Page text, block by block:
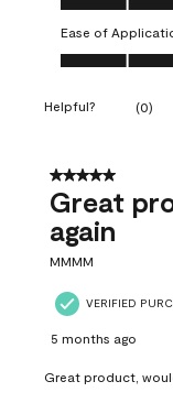
Ease of
Ease of
Helpful? (0)
5 out of 5 stars.
Great
again
MMMM
VERIFIED
5 months ago
Great product,